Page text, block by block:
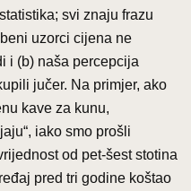
svi znaju frazu
uzorci cijena ne
i (b) naša percepcija
jučer. Na primjer, ako
kave za kunu,
iako smo prošli
od pet-šest stotina
pred tri godine koštao